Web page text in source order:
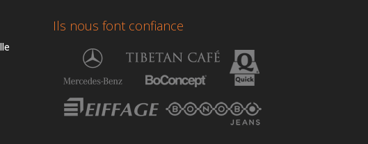
Ils nous font confiance